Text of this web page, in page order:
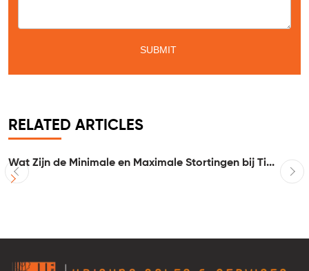
RELATED ARTICLES
Wat Zijn de Minimale en Maximale Stortingen bij Ti...